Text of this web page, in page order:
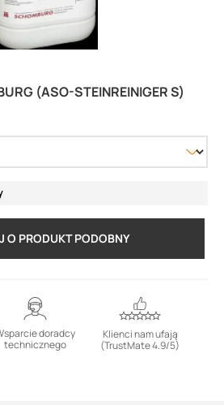
(ASO-STEINREINIGER S)
O PRODUKT PODOBNY
doradcy
technicznego
Klienci nam ufają
(TrustMate 4.9/5)